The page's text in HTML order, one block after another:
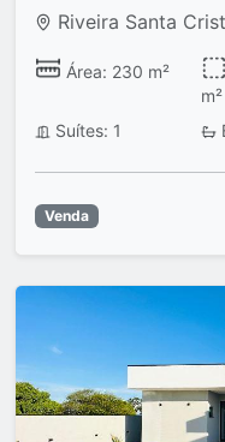
Riveira Santa
Área: 230 m²
m²
Suítes: 1
Venda